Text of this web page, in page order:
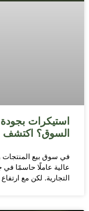
استيكرات
السوق؟ اكتشف
في سوق بيع المنتجات
عالية عاملًا حاسمًا في
التجارية. لكن مع